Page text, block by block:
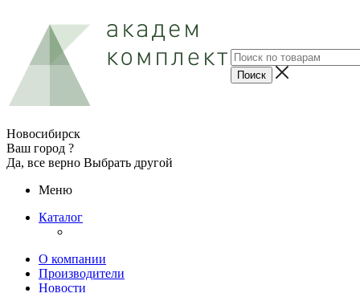
Новосибирск
Ваш город ?
Да, все верно Выбрать другой
Меню
Каталог
О компании
Производители
Новости